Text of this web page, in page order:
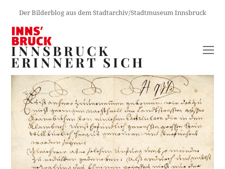
Der Bilderblog aus dem Stadtarchiv/Stadtmuseum Innsbruck
INNSBRUCK
ERINNERT SICH